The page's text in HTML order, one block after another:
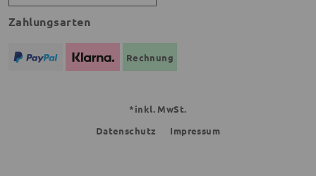
Zahlungsarten
Rechnung
*inkl. MwSt.
Datenschutz
Impressum